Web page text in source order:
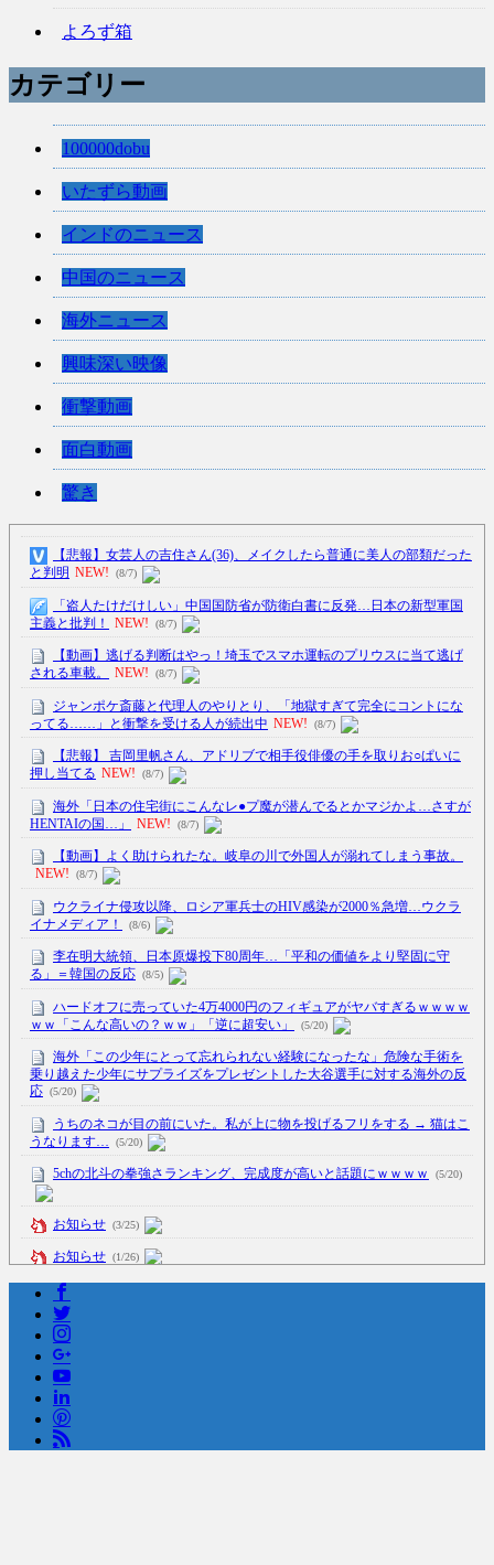
よろず箱
カテゴリー
100000dobu
いたずら動画
インドのニュース
中国のニュース
海外ニュース
興味深い映像
衝撃動画
面白動画
驚き
【悲報】女芸人の吉住さん(36)、メイクしたら普通に美人の部類だった
と判明 NEW! (8/7)
「盗人たけだけしい」中国国防省が防衛白書に反発…日本の新型軍国
主義と批判！
NEW! (8/7)
【動画】逃げる判断はやっ！埼玉でスマホ運転のプリウスに当て逃げ
される車載。
NEW! (8/7)
ジャンポケ斎藤と代理人のやりとり、「地獄すぎて完全にコントにな
ってる……」と衝撃を受ける人が続出中 NEW! (8/7)
【悲報】 吉岡里帆さん、アドリブで相手役俳優の手を取りお○ぱいに
押し当てる NEW! (8/7)
海外「日本の住宅街にこんなレ●プ魔が潜んでるとかマジかよ…さすが
HENTAIの国…」
NEW! (8/7)
【動画】よく助けられたな。岐阜の川で外国人が溺れてしまう事故。
NEW!
(8/7)
ウクライナ侵攻以降、ロシア軍兵士のHIV感染が2000％急増…ウクラ
イナメディア！
(8/6)
李在明大統領、日本原爆投下80周年…「平和の価値をより堅固に守
る」＝韓国の反応 (8/5)
ハードオフに売っていた4万4000円のフィギュアがヤバすぎるｗｗｗｗ
ｗｗ「こんな高いの？ｗｗ」「逆に超安い」
(5/20)
海外「この少年にとって忘れられない経験になったな」危険な手術を
乗り越えた少年にサプライズをプレゼントした大谷選手に対する海外の反
応 (5/20)
うちのネコが目の前にいた。私が上に物を投げるフリをする → 猫はこ
うなります…
(5/20)
5chの北斗の拳強さランキング、完成度が高いと話題にｗｗｗｗ (5/20)
お知らせ (3/25)
お知らせ (1/26)
顔20点、体80点と評価されていた女子学生が男子学生らの性の捌け口
にされる
【中国】処理水の問題化狙うも不発？ASEAN関連会合で賛同広がらず
(7/13)